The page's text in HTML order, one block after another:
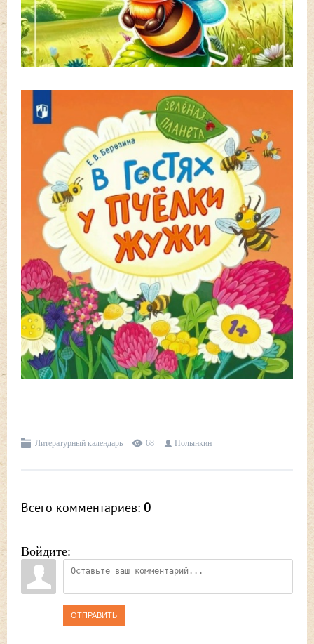
Литературный календарь 68 Полынкин
Всего комментариев: 0
Войдите:
ОТПРАВИТЬ